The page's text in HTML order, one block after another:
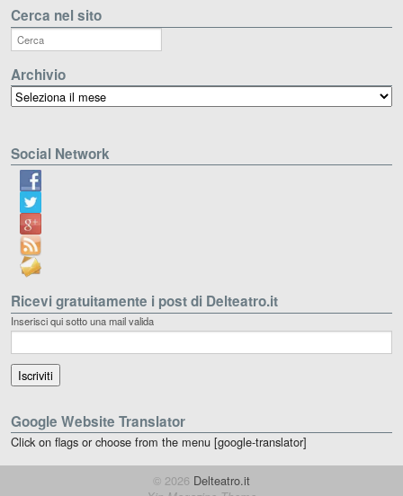
Cerca nel sito
Archivio
Archivio
Social Network
Ricevi gratuitamente i post di Delteatro.it
Inserisci qui sotto una mail valida
Google Website Translator
Click on flags or choose from the menu [google-translator]
© 2026 Delteatro.it